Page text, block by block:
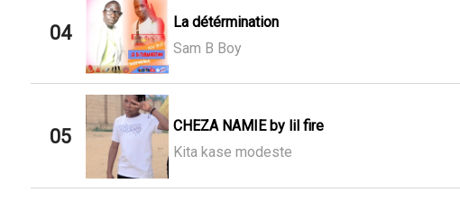
04
La détérmination
Sam B Boy
05
CHEZA NAMIE by lil fire
Kita kase modeste